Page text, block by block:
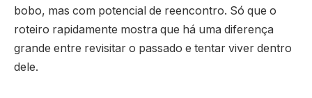
bobo, mas com potencial de reencontro. Só que o
roteiro rapidamente mostra que há uma diferença
grande entre revisitar o passado e tentar viver dentro
dele.